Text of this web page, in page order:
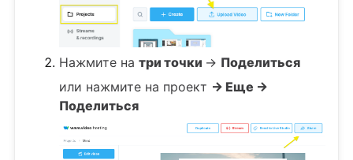
Нажмите на три точки -> Поделиться
или нажмите на проект -> Еще ->
Поделиться